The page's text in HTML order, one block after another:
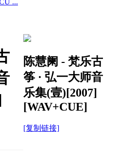
陈慧阑 - 梵乐古
筝 · 弘一大师音
乐集(壹)[2007]
[WAV+CUE]
[复制链接]